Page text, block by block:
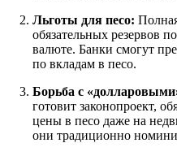
Льготы для песо:
обязательных резервов
валюте. Банки смогут
по вкладам в песо.
Борьба с
готовит законопроект,
цены в песо даже на
они традиционно